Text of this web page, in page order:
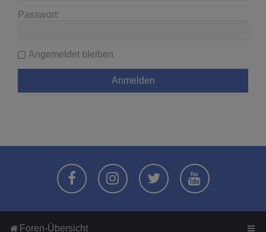
Passwort:
Angemeldet bleiben
Foren-Übersicht